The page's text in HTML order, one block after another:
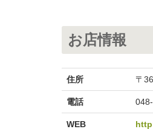
お店情報
住所 〒
電話
WEB